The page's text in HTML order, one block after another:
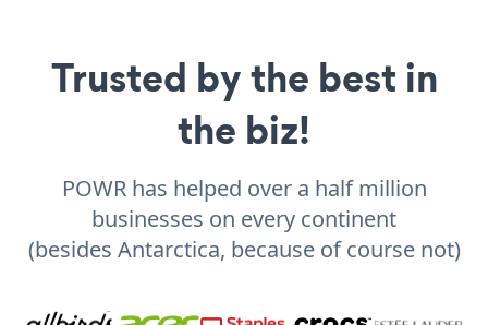
Trusted by the best in
the biz!
POWR has helped over a half million
businesses on every continent
(besides Antarctica, because of course not)